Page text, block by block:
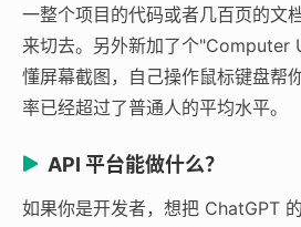
一整个项目的代码或者几百页的文
来切去。另外新加了个"Computer
懂屏幕截图，自己操作鼠标键盘帮
率已经超过了普通人的平均水平。
API 平台能做什么？
如果你是开发者，想把 ChatGPT